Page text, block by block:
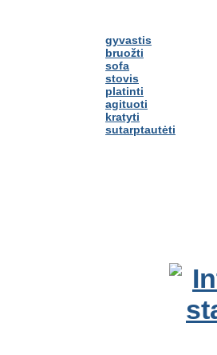
gyvastis
bruožti
sofa
stovis
platinti
agituoti
kratyti
sutarptautėti